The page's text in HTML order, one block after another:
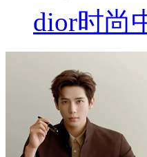
dior时尚